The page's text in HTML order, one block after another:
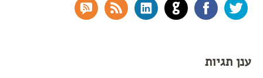
Twitter
Facebook
GitHub
LinkedIn
RSS Feed
ענן תגיות